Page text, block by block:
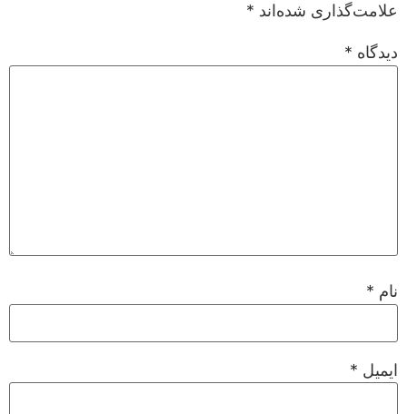
علامت‌گذاری شده‌اند *
دیدگاه *
نام *
ایمیل *